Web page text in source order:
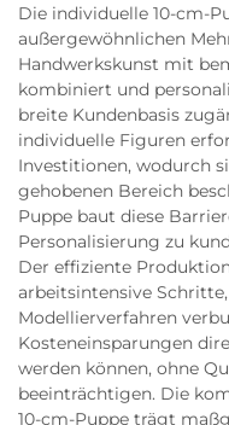
Die individuelle 10-cm-
außergewöhnlichen
Handwerkskunst mit
kombiniert und
breite Kundenbasis
individuelle Figuren
Investitionen, wodurch
gehobenen Bereich
Puppe baut diese
Personalisierung zu
Der effiziente
arbeitsintensive
Modellierverfahren
Kosteneinsparungen
werden können, ohne
beeinträchtigen. Die
10-cm-Puppe trägt